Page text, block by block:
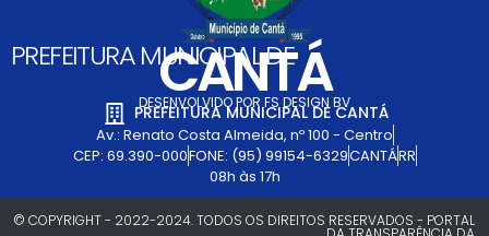
PREFEITURA MUNICIPAL DE
CANTÁ
DESENVOLVIDO POR FS DESIGN BV
PREFEITURA MUNICIPAL DE CANTÁ
Av.: Renato Costa Almeida, nº 100 - Centro
CEP: 69.390-000FONE: (95) 99154-6329CANTÁRR
08h às 17h
© COPYRIGHT - 2022-2024. TODOS OS DIREITOS RESERVADOS - PORTAL